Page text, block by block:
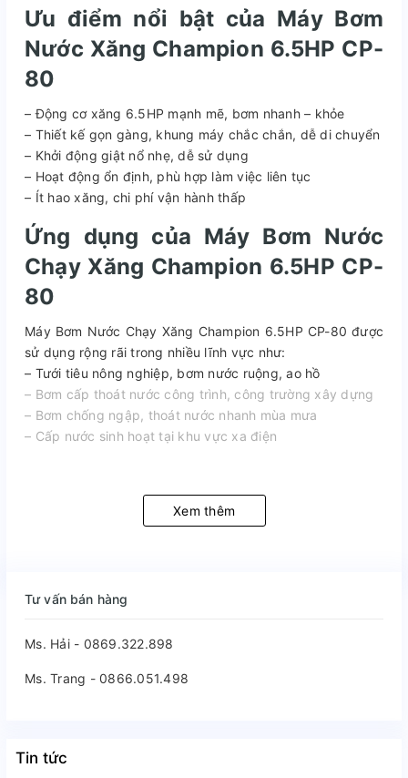
Ưu điểm nổi bật của Máy Bơm
Nước Xăng Champion 6.5HP CP-
80
– Động cơ xăng 6.5HP mạnh mẽ, bơm nhanh – khỏe
– Thiết kế gọn gàng, khung máy chắc chắn, dễ di chuyển
– Khởi động giật nổ nhẹ, dễ sử dụng
– Hoạt động ổn định, phù hợp làm việc liên tục
– Ít hao xăng, chi phí vận hành thấp
Ứng dụng của Máy Bơm Nước
Chạy Xăng Champion 6.5HP CP-
80
Máy Bơm Nước Chạy Xăng Champion 6.5HP CP-80 được
sử dụng rộng rãi trong nhiều lĩnh vực như:
– Tưới tiêu nông nghiệp, bơm nước ruộng, ao hồ
– Bơm cấp thoát nước công trình, công trường xây dựng
– Bơm chống ngập, thoát nước nhanh mùa mưa
– Cấp nước sinh hoạt tại khu vực xa điện
Xem thêm
Tư vấn bán hàng
Ms. Hải - 0869.322.898
Ms. Trang - 0866.051.498
Tin tức